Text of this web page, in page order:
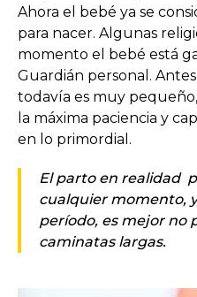
Ahora el bebé ya se
para nacer. Algunas
momento el bebé está
Guardián personal.
todavía es muy
la máxima paciencia y
en lo primordial.
El parto en realidad
cualquier momento,
período, es mejor no
caminatas largas.